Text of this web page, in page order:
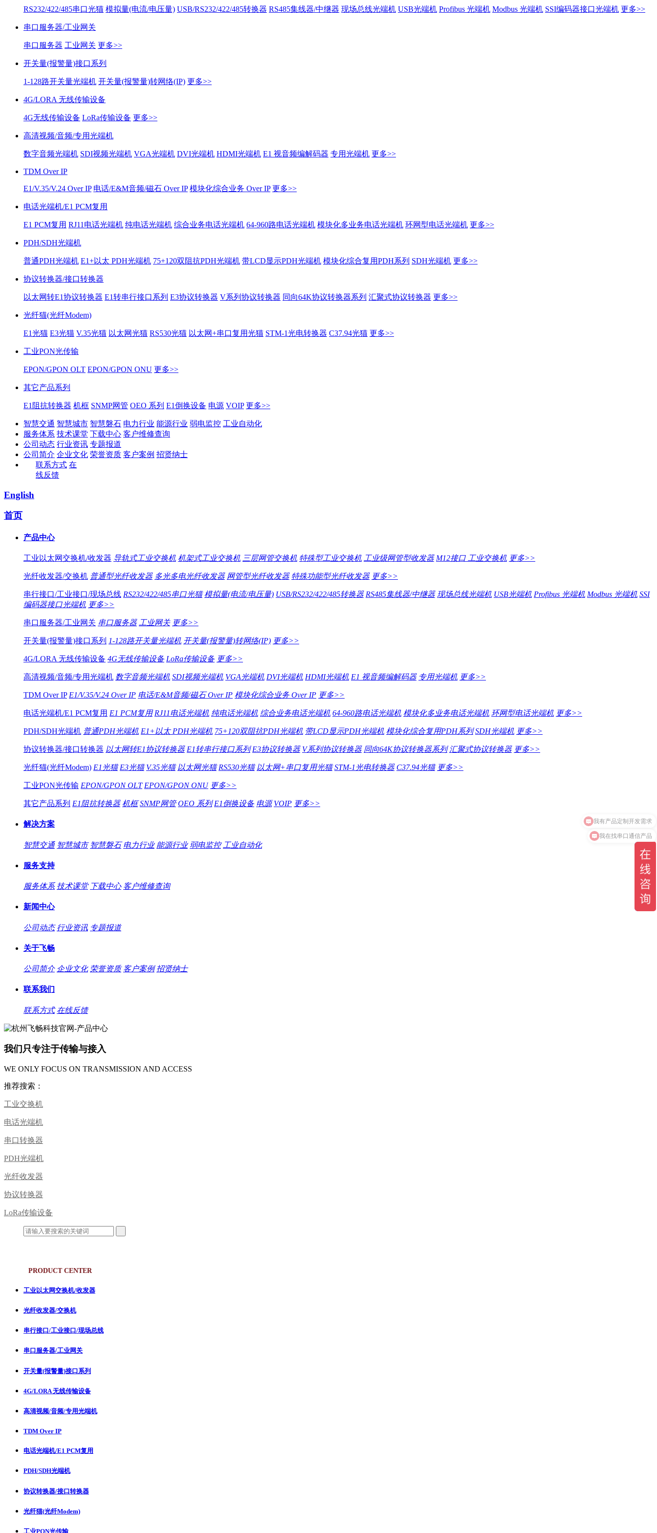
RS232/422/485串口光猫 模拟量(电流/电压量) USB/RS232/422/485转换器 RS485集线器/中继器 现场总线光端机 USB光端机 Profibus 光端机 Modbus 光端机 SSI编码器接口光端机 更多>>
串口服务器/工业网关
串口服务器 工业网关 更多>>
开关量(报警量)接口系列
1-128路开关量光端机 开关量(报警量)转网络(IP) 更多>>
4G/LORA 无线传输设备
4G无线传输设备 LoRa传输设备 更多>>
高清视频/音频/专用光端机
数字音频光端机 SDI视频光端机 VGA光端机 DVI光端机 HDMI光端机 E1 视音频编解码器 专用光端机 更多>>
TDM Over IP
E1/V.35/V.24 Over IP 电话/E&M音频/磁石 Over IP 模块化综合业务 Over IP 更多>>
电话光端机/E1 PCM复用
E1 PCM复用 RJ11电话光端机 纯电话光端机 综合业务电话光端机 64-960路电话光端机 模块化多业务电话光端机 环网型电话光端机 更多>>
PDH/SDH光端机
普通PDH光端机 E1+以太 PDH光端机 75+120双阻抗PDH光端机 带LCD显示PDH光端机 模块化综合复用PDH系列 SDH光端机 更多>>
协议转换器/接口转换器
以太网转E1协议转换器 E1转串行接口系列 E3协议转换器 V系列协议转换器 同向64K协议转换器系列 汇聚式协议转换器 更多>>
光纤猫(光纤Modem)
E1光猫 E3光猫 V.35光猫 以太网光猫 RS530光猫 以太网+串口复用光猫 STM-1光电转换器 C37.94光猫 更多>>
工业PON光传输
EPON/GPON OLT EPON/GPON ONU 更多>>
其它产品系列
E1阻抗转换器 机框 SNMP网管 OEO 系列 E1倒换设备 电源 VOIP 更多>>
智慧交通 智慧城市 智慧磐石 电力行业 能源行业 弱电监控 工业自动化
服务体系 技术课堂 下载中心 客户维修查询
公司动态 行业资讯 专题报道
公司简介 企业文化 荣誉资质 客户案例 招贤纳士
联系方式 在
线反馈
English
首页
产品中心
工业以太网交换机/收发器 导轨式工业交换机 机架式工业交换机 三层网管交换机 特殊型工业交换机 工业级网管型收发器 M12接口 工业交换机 更多>>
光纤收发器/交换机 普通型光纤收发器 多光多电光纤收发器 网管型光纤收发器 特殊功能型光纤收发器 更多>>
串行接口/工业接口/现场总线 RS232/422/485串口光猫 模拟量(电流/电压量) USB/RS232/422/485转换器 RS485集线器/中继器 现场总线光端机 USB光端机 Profibus 光端机 Modbus 光端机 SSI
编码器接口光端机 更多>>
串口服务器/工业网关 串口服务器 工业网关 更多>>
开关量(报警量)接口系列 1-128路开关量光端机 开关量(报警量)转网络(IP) 更多>>
4G/LORA 无线传输设备 4G无线传输设备 LoRa传输设备 更多>>
高清视频/音频/专用光端机 数字音频光端机 SDI视频光端机 VGA光端机 DVI光端机 HDMI光端机 E1 视音频编解码器 专用光端机 更多>>
TDM Over IP E1/V.35/V.24 Over IP 电话/E&M音频/磁石 Over IP 模块化综合业务 Over IP 更多>>
电话光端机/E1 PCM复用 E1 PCM复用 RJ11电话光端机 纯电话光端机 综合业务电话光端机 64-960路电话光端机 模块化多业务电话光端机 环网型电话光端机 更多>>
PDH/SDH光端机 普通PDH光端机 E1+以太 PDH光端机 75+120双阻抗PDH光端机 带LCD显示PDH光端机 模块化综合复用PDH系列 SDH光端机 更多>>
协议转换器/接口转换器 以太网转E1协议转换器 E1转串行接口系列 E3协议转换器 V系列协议转换器 同向64K协议转换器系列 汇聚式协议转换器 更多>>
光纤猫(光纤Modem) E1光猫 E3光猫 V.35光猫 以太网光猫 RS530光猫 以太网+串口复用光猫 STM-1光电转换器 C37.94光猫 更多>>
工业PON光传输 EPON/GPON OLT EPON/GPON ONU 更多>>
其它产品系列 E1阻抗转换器 机框 SNMP网管 OEO 系列 E1倒换设备 电源 VOIP 更多>>
解决方案
智慧交通 智慧城市 智慧磐石 电力行业 能源行业 弱电监控 工业自动化
服务支持
服务体系 技术课堂 下载中心 客户维修查询
新闻中心
公司动态 行业资讯 专题报道
关于飞畅
公司简介 企业文化 荣誉资质 客户案例 招贤纳士
联系我们
联系方式 在线反馈
我们只专注于传输与接入
WE ONLY FOCUS ON TRANSMISSION AND ACCESS
推荐搜索：
工业交换机
电话光端机
串口转换器
PDH光端机
光纤收发器
协议转换器
LoRa传输设备
PRODUCT CENTER
工业以太网交换机/收发器
光纤收发器/交换机
串行接口/工业接口/现场总线
串口服务器/工业网关
开关量(报警量)接口系列
4G/LORA 无线传输设备
高清视频/音频/专用光端机
TDM Over IP
电话光端机/E1 PCM复用
PDH/SDH光端机
协议转换器/接口转换器
光纤猫(光纤Modem)
工业PON光传输